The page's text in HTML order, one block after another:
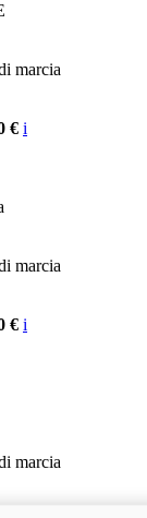
marcia
€ i
marcia
€ i
marcia